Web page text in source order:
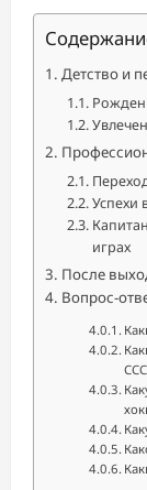
Детство и
Успехи
играх
После
Вопрос-